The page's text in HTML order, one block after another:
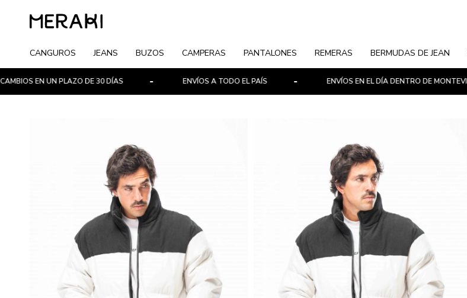
CANGUROS JEANS BUZOS CAMPERAS PANTALONES REMERAS BERMUDAS DE JEAN
UN PLAZO DE 30 DÍAS ENVÍOS A TODO EL PAÍS ENVÍOS EN EL DÍA DENTRO DE MONTEVIDEO